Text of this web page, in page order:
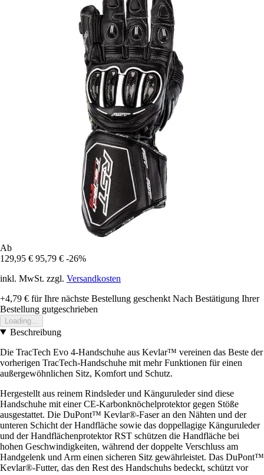
Ab
129,95 € 95,79 € -26%
inkl. MwSt. zzgl. Versandkosten
+4,79 € für Ihre nächste Bestellung geschenkt Nach Bestätigung Ihrer
Bestellung gutgeschrieben
Loading...
Beschreibung
Die TracTech Evo 4-Handschuhe aus Kevlar™ vereinen das Beste der
vorherigen TracTech-Handschuhe mit mehr Funktionen für einen
außergewöhnlichen Sitz, Komfort und Schutz.
Hergestellt aus reinem Rindsleder und Känguruleder sind diese
Handschuhe mit einer CE-Karbonknöchelprotektor gegen Stöße
ausgestattet. Die DuPont™ Kevlar®-Faser an den Nähten und der
unteren Schicht der Handfläche sowie das doppellagige Känguruleder
und der Handflächenprotektor RST schützen die Handfläche bei
hohen Geschwindigkeiten, während der doppelte Verschluss am
Handgelenk und Arm einen sicheren Sitz gewährleistet. Das DuPont™
Kevlar®-Futter, das den Rest des Handschuhs bedeckt, schützt vor